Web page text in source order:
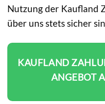
Nutzung der Kaufland
über uns stets sicher
KAUFLAND
ANGEBOT